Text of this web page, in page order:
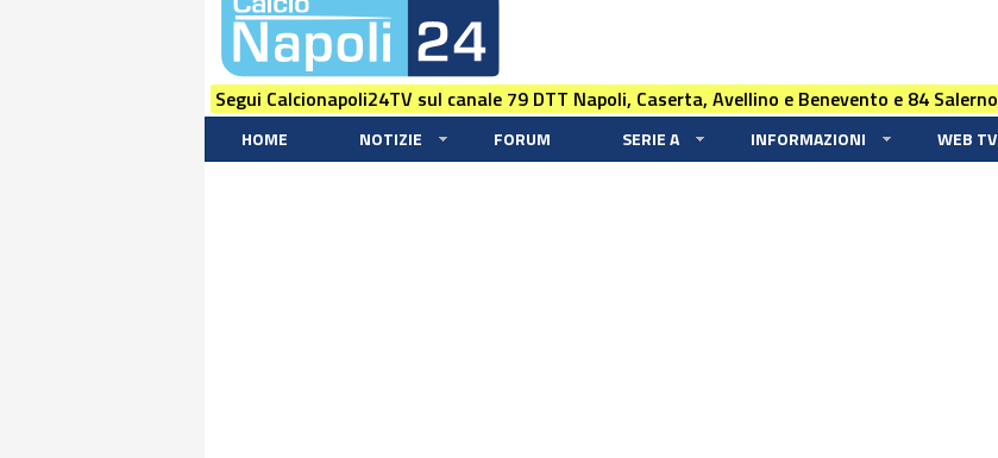
Segui Calcionapoli24TV sul canale 79 DTT Napoli, Caserta, Avellino e Benevento e 84 Salerno
HOME NOTIZIE FORUM SERIE A INFORMAZIONI WEB TV